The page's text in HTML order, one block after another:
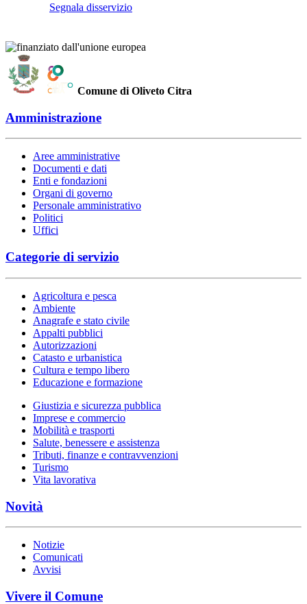
Segnala disservizio
Comune di Oliveto Citra
Amministrazione
Aree amministrative
Documenti e dati
Enti e fondazioni
Organi di governo
Personale amministrativo
Politici
Uffici
Categorie di servizio
Agricoltura e pesca
Ambiente
Anagrafe e stato civile
Appalti pubblici
Autorizzazioni
Catasto e urbanistica
Cultura e tempo libero
Educazione e formazione
Giustizia e sicurezza pubblica
Imprese e commercio
Mobilità e trasporti
Salute, benessere e assistenza
Tributi, finanze e contravvenzioni
Turismo
Vita lavorativa
Novità
Notizie
Comunicati
Avvisi
Vivere il Comune